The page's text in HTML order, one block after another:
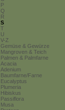
P
Q
R
S
T
U
V-Z
Gemüse & Gewürze
Mangroven & Teich
Palmen & Palmfarne
Acacia
Adenium
Baumfarne/Farne
Eucalyptus
Plumeria
Hibiskus
Passiflora
Musa